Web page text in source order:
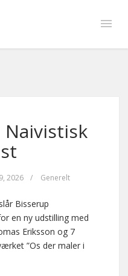
Naivistisk
2026 / Generelt
Bisserup
en ny udstilling med
Eriksson og 7
”Os der maler i